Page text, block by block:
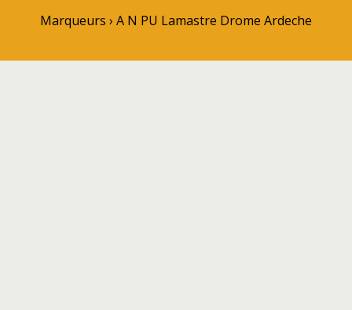
Marqueurs › A N PU Lamastre Drome Ardeche